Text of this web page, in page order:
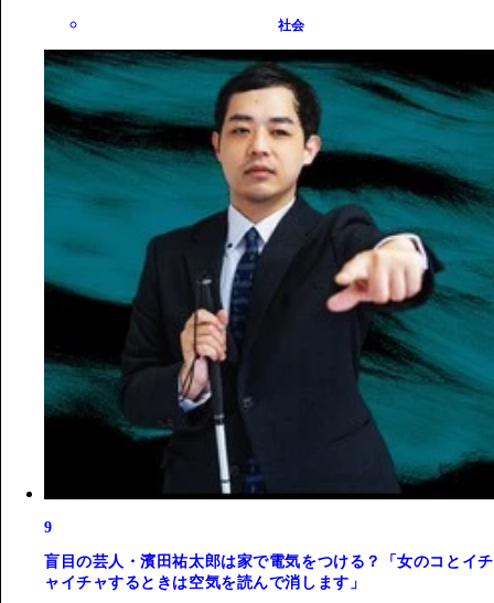
社会
9
盲目の芸人・濱田祐太郎は家で電気をつける？「女のコとイチ
ャイチャするときは空気を読んで消します」